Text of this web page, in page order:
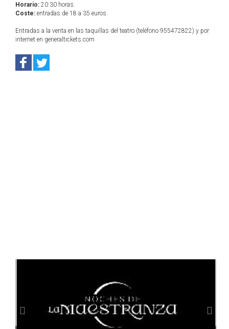
Horario: 20:30 horas.
Coste: entradas de 18 a 35 euros.
Entradas a la venta en las taquillas del teatro (teléfono 955472822) y por
internet en generaltickets.com